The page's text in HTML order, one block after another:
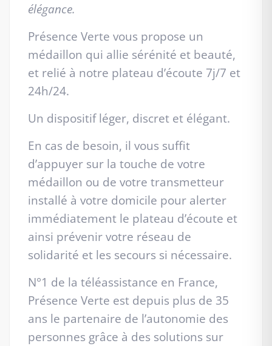
élégance.
Présence Verte vous propose un
médaillon qui allie sérénité et beauté,
et relié à notre plateau d’écoute 7j/7 et
24h/24.
Un dispositif léger, discret et élégant.
En cas de besoin, il vous suffit
d’appuyer sur la touche de votre
médaillon ou de votre transmetteur
installé à votre domicile pour alerter
immédiatement le plateau d’écoute et
ainsi prévenir votre réseau de
solidarité et les secours si nécessaire.
N°1 de la téléassistance en France,
Présence Verte est depuis plus de 35
ans le partenaire de l’autonomie des
personnes grâce à des solutions sur